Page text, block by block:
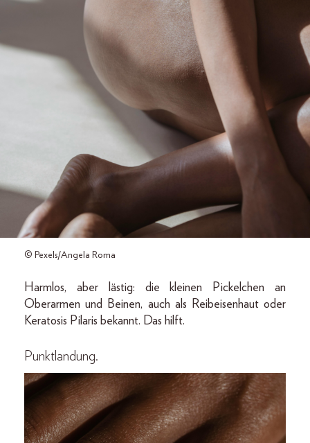
© Pexels/Angela Roma
Harmlos, aber lästig: die kleinen Pickelchen an
Oberarmen und Beinen, auch als Reibeisenhaut oder
Keratosis Pilaris bekannt. Das hilft.
Punktlandung.